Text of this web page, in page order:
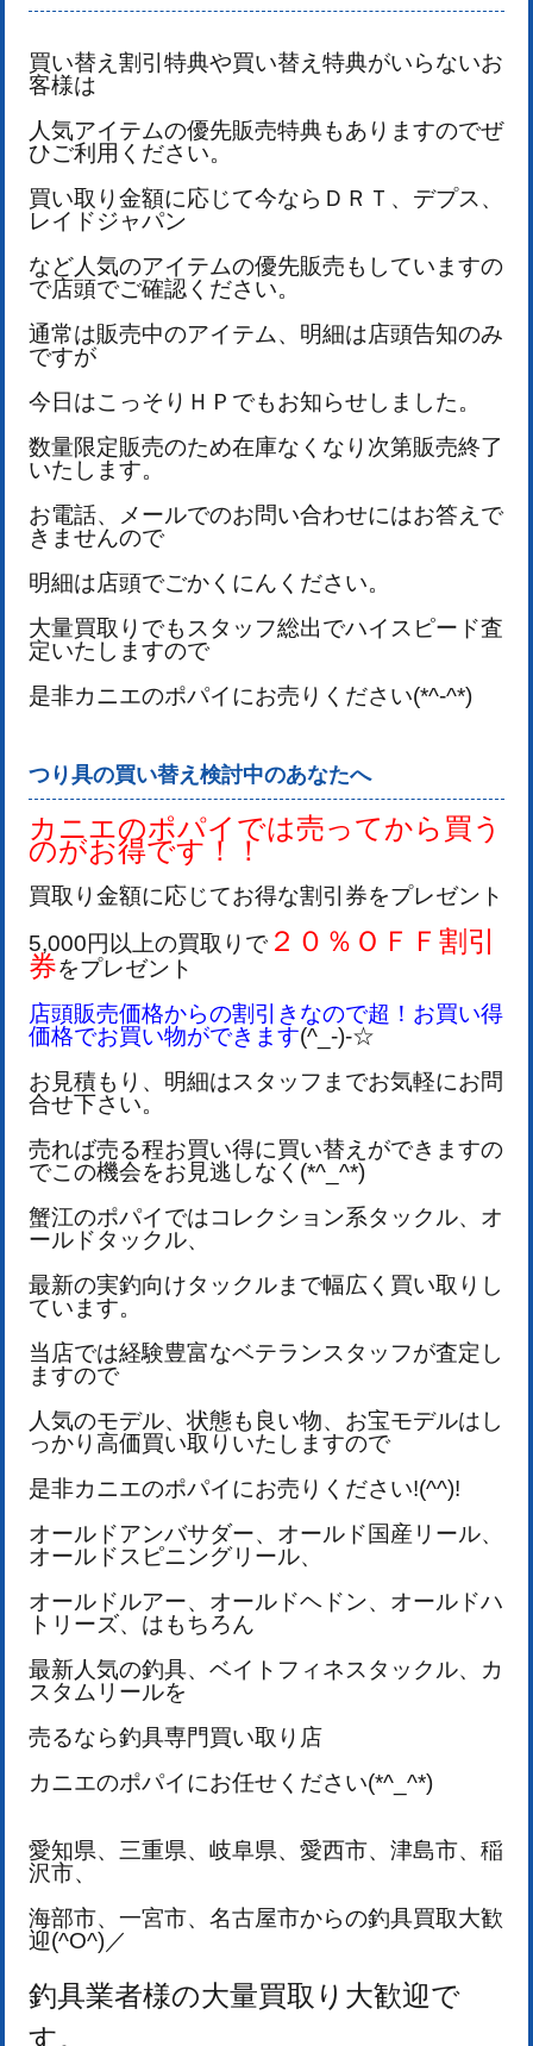
買い替え割引特典や買い替え特典がいらないお
客様は
人気アイテムの優先販売特典もありますのでぜ
ひご利用ください。
買い取り金額に応じて今ならＤＲＴ、デプス、
レイドジャパン
など人気のアイテムの優先販売もしていますの
で店頭でご確認ください。
通常は販売中のアイテム、明細は店頭告知のみ
ですが
今日はこっそりＨＰでもお知らせしました。
数量限定販売のため在庫なくなり次第販売終了
いたします。
お電話、メールでのお問い合わせにはお答えで
きませんので
明細は店頭でごかくにんください。
大量買取りでもスタッフ総出でハイスピード査
定いたしますので
是非カニエのポパイにお売りください(*^-^*)
つり具の買い替え検討中のあなたへ
カニエのポパイでは売ってから買う
のがお得です！！
買取り金額に応じてお得な割引券をプレゼント
5,000円以上の買取りで ２０％ＯＦＦ割引
券をプレゼント
店頭販売価格からの割引きなので超！お買い得
価格でお買い物ができます(^_-)-☆
お見積もり、明細はスタッフまでお気軽にお問
合せ下さい。
売れば売る程お買い得に買い替えができますの
でこの機会をお見逃しなく(*^_^*)
蟹江のポパイではコレクション系タックル、オ
ールドタックル、
最新の実釣向けタックルまで幅広く買い取りし
ています。
当店では経験豊富なベテランスタッフが査定し
ますので
人気のモデル、状態も良い物、 お宝モデルはし
っかり高価買い取りいたしますので
是非カニエのポパイにお売りください!(^^)!
オールドアンバサダー、オールド国産リール、
オールドスピニングリール、
オールドルアー、 オールドヘドン、オールドハ
トリーズ、はもちろん
最新人気の釣具、ベイトフィネスタックル、 カ
スタムリールを
売るなら釣具専門買い取り店
カニエのポパイにお任せください(*^_^*)
愛知県、三重県、岐阜県、愛西市、津島市、稲
沢市、
海部市、一宮市、名古屋市からの釣具買取大歓
迎(^O^)／
釣具業者様の大量買取り 大歓迎で
す。